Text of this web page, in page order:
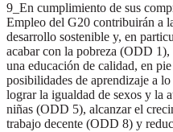
9_En cumplimiento de sus
Empleo del G20 contribuirán a
desarrollo sostenible y, en
acabar con la pobreza (ODD 1),
una educación de calidad, en
posibilidades de aprendizaje a
lograr la igualdad de sexos y la
niñas (ODD 5), alcanzar el
trabajo decente (ODD 8) y